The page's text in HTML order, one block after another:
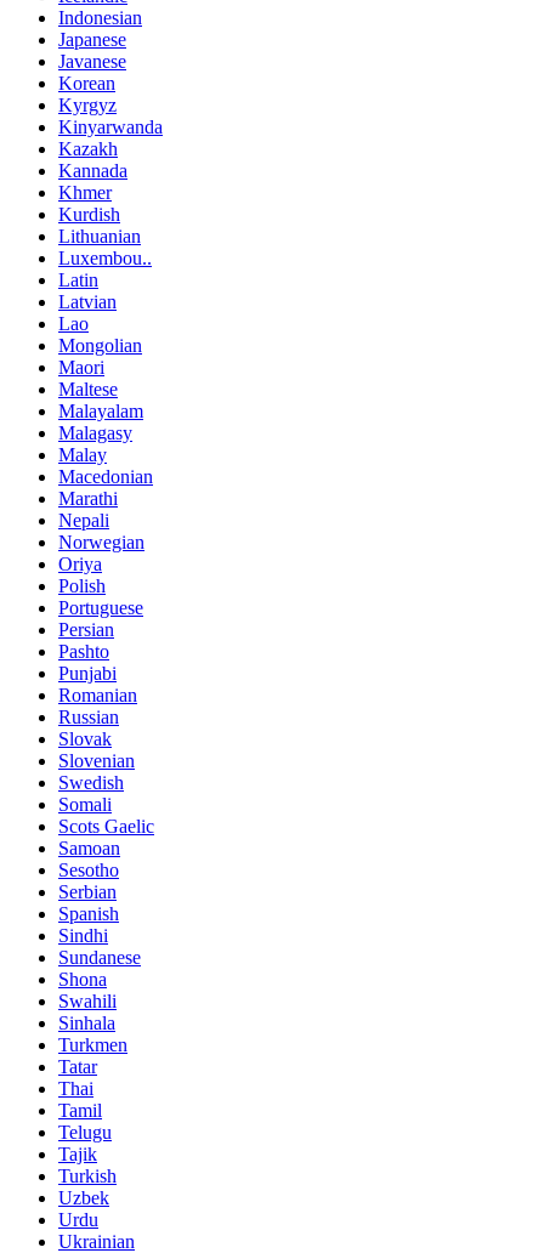
Indonesian
Japanese
Javanese
Korean
Kyrgyz
Kinyarwanda
Kazakh
Kannada
Khmer
Kurdish
Lithuanian
Luxembou..
Latin
Latvian
Lao
Mongolian
Maori
Maltese
Malayalam
Malagasy
Malay
Macedonian
Marathi
Nepali
Norwegian
Oriya
Polish
Portuguese
Persian
Pashto
Punjabi
Romanian
Russian
Slovak
Slovenian
Swedish
Somali
Scots Gaelic
Samoan
Sesotho
Serbian
Spanish
Sindhi
Sundanese
Shona
Swahili
Sinhala
Turkmen
Tatar
Thai
Tamil
Telugu
Tajik
Turkish
Uzbek
Urdu
Ukrainian